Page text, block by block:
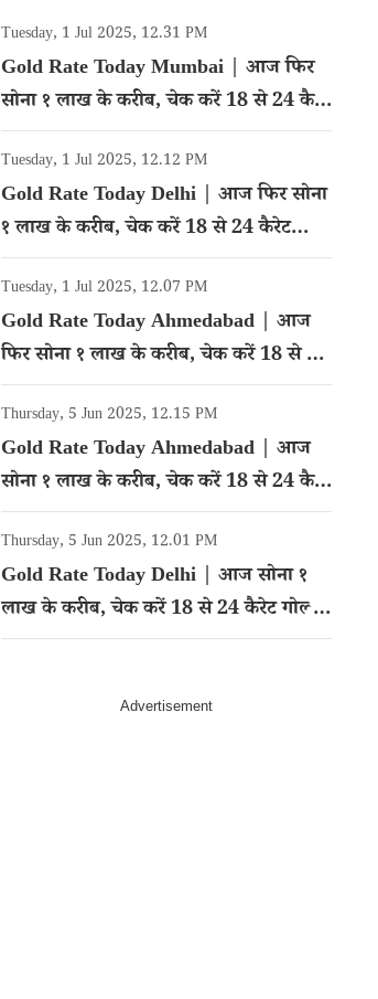
Tuesday, 1 Jul 2025, 12.31 PM
Gold Rate Today Mumbai | आज फिर
सोना १ लाख के करीब, चेक करें 18 से 24 कैरेट
गोल्ड का रेट
Tuesday, 1 Jul 2025, 12.12 PM
Gold Rate Today Delhi | आज फिर सोना
१ लाख के करीब, चेक करें 18 से 24 कैरेट
गोल्ड का रेट
Tuesday, 1 Jul 2025, 12.07 PM
Gold Rate Today Ahmedabad | आज
फिर सोना १ लाख के करीब, चेक करें 18 से 24
कैरेट गोल्ड का रेट
Thursday, 5 Jun 2025, 12.15 PM
Gold Rate Today Ahmedabad | आज
सोना १ लाख के करीब, चेक करें 18 से 24 कैरेट
गोल्ड का रेट
Thursday, 5 Jun 2025, 12.01 PM
Gold Rate Today Delhi | आज सोना १
लाख के करीब, चेक करें 18 से 24 कैरेट गोल्ड
का रेट